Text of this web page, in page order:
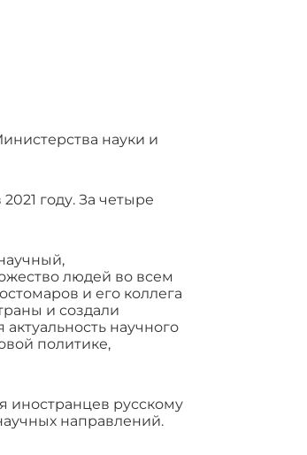
науки и
году. За четыре
людей во всем
и его коллега
и создали
научного
политике,
иностранцев русскому
направлений.